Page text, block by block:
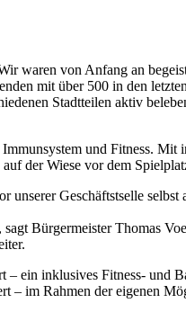
waren von Anfang an
mit über 500 in den
Stadtteilen aktiv
und Fitness.
der Wiese vor dem
Geschäftstselle selbst
, sagt Bürgermeister Thomas
ein inklusives Fitness-
– im Rahmen der eigenen